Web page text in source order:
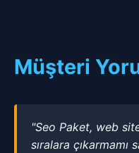
Müşteri
"Seo Paket, web
sıralara çıkarmamı